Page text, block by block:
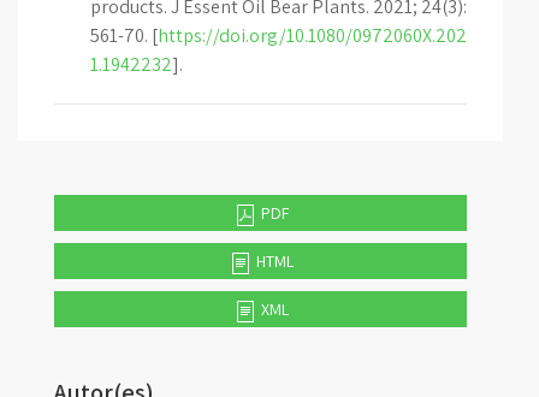
products. J Essent Oil Bear Plants. 2021; 24(3):
561-70. [https://doi.org/10.1080/0972060X.202
1.1942232].
PDF
HTML
XML